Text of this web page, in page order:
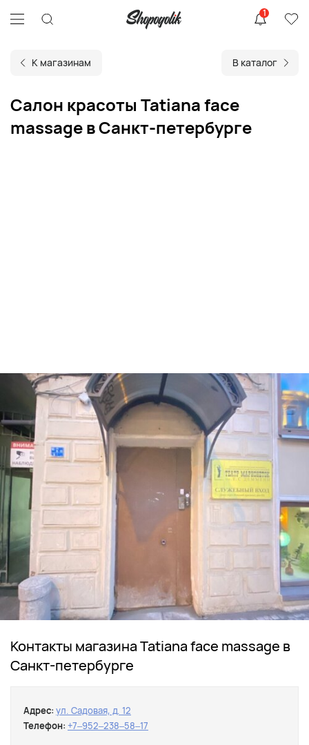
1
К магазинам В каталог
Салон красоты Tatiana face
massage в Санкт-петербурге
Контакты магазина Tatiana face massage в
Санкт-петербурге
Адрес: ул. Садовая, д. 12
Телефон: +7‒952‒238‒58‒17